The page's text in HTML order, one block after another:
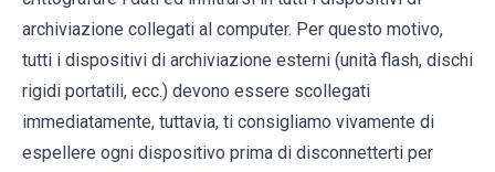
archiviazione collegati al computer. Per questo motivo,
tutti i dispositivi di archiviazione esterni (unità flash, dischi
rigidi portatili, ecc.) devono essere scollegati
immediatamente, tuttavia, ti consigliamo vivamente di
espellere ogni dispositivo prima di disconnetterti per